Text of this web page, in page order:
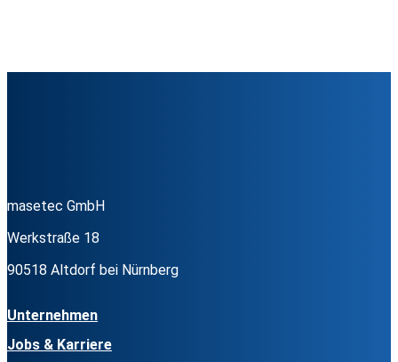
masetec GmbH
Werkstraße 18
90518 Altdorf bei Nürnberg
Unternehmen
Jobs & Karriere